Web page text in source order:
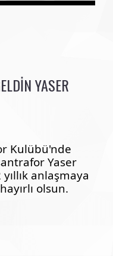
YASER
Kulübü'nde
Yaser
anlaşmaya
olsun.